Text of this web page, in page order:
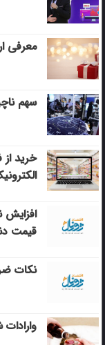
معرفی
سهم
خرید از
افزایش
قیمت
نکات